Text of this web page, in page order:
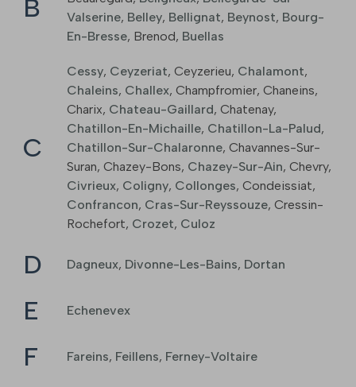
B
Valserine, Belley, Bellignat, Beynost, Bourg-
En-Bresse, Brenod, Buellas
C
Cessy, Ceyzeriat, Ceyzerieu, Chalamont,
Chaleins, Challex, Champfromier, Chaneins,
Charix, Chateau-Gaillard, Chatenay,
Chatillon-En-Michaille, Chatillon-La-Palud,
Chatillon-Sur-Chalaronne, Chavannes-Sur-
Suran, Chazey-Bons, Chazey-Sur-Ain, Chevry,
Civrieux, Coligny, Collonges, Condeissiat,
Confrancon, Cras-Sur-Reyssouze, Cressin-
Rochefort, Crozet, Culoz
D Dagneux, Divonne-Les-Bains, Dortan
E Echenevex
F Fareins, Feillens, Ferney-Voltaire